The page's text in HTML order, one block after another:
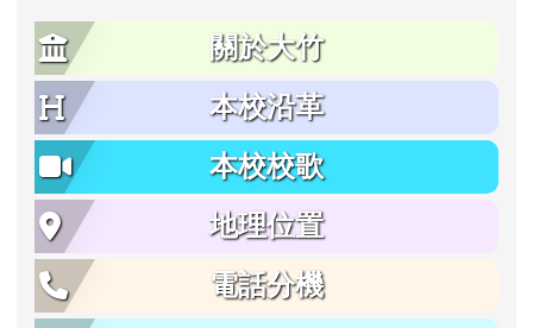
關於大竹
本校沿革
本校校歌
地理位置
電話分機